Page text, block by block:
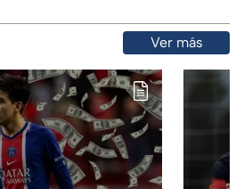
Ver más